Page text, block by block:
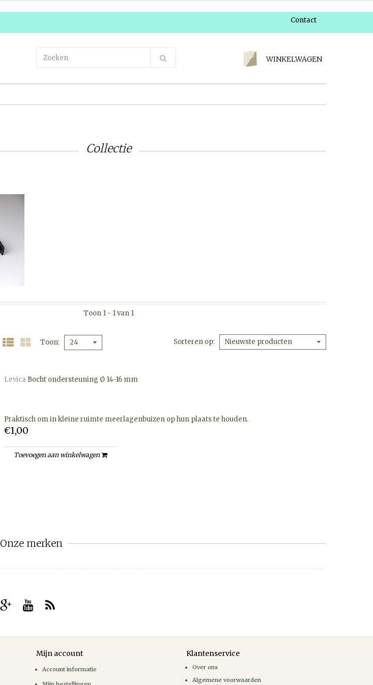
Contact
WINKELWAGEN
Collectie
Toon 1 - 1 van 1
Toon 24 Sorteren op Nieuwste producten
Levica Bocht ondersteuning Ø 14-16 mm
Praktisch om in kleine ruimte meerlagenbuizen op hun plaats te houden.
€1,00
Toevoegen aan winkelwagen
Onze merken
Mijn account
Account informatie
Klantenservice
Over ons
Algemene voorwaarden